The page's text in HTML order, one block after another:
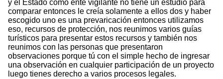
y el Estado como ente vigilante no tiene un estudio para
comparar entonces le creía solamente a ellos dos y haber
escogido uno es una prevaricación entonces utilizamos
eso, recursos de protección, nos reunimos varios guías
turísticos para presentar estos recursos y también nos
reunimos con las personas que presentaron
observaciones porque tú con el simple hecho de ingresar
una observación en cualquier participación de un proyecto
luego tienes derecho a varios procesos legales.